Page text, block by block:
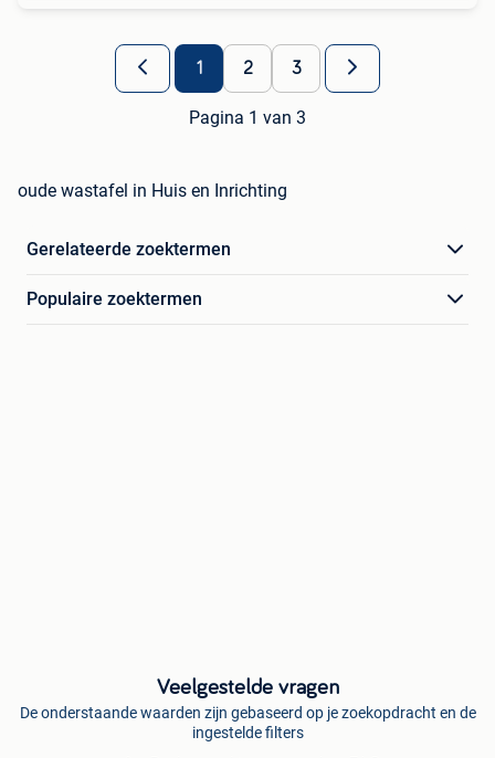
1 2 3
Pagina 1 van 3
oude wastafel in Huis en Inrichting
Gerelateerde zoektermen
Populaire zoektermen
Veelgestelde vragen
De onderstaande waarden zijn gebaseerd op je zoekopdracht en de
ingestelde filters